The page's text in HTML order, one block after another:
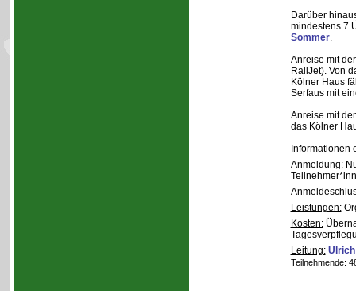
Darüber
mindestens 7
Sommer.
Anreise mit
RailJet). Von
Kölner Haus
Serfaus mit
Anreise mit
das Kölner
Informationen
Anmeldung:
Leistungen:
Kosten:
Leitung:
Teilnehmende: